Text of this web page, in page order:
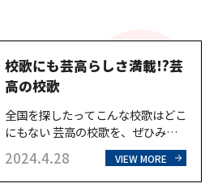
校歌にも芸高らしさ満載!?芸
高の校歌
全国を探したってこんな校歌はどこ
にもない 芸高の校歌を、ぜひみな
さんに一度聞いていただきたい。ギ
ターもドラムも入っている校歌なん
て、全国探したってどこにもないだ
2024.4.28 VIEW MORE